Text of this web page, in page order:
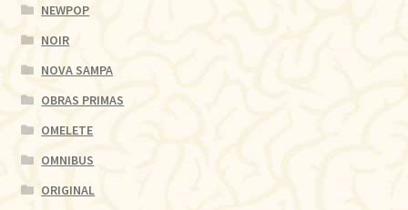
NEWPOP
NOIR
NOVA SAMPA
OBRAS PRIMAS
OMELETE
OMNIBUS
ORIGINAL